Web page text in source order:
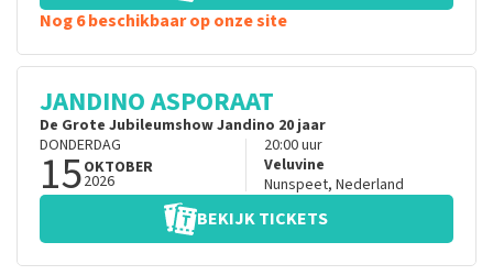
Nog 6 beschikbaar op onze site
JANDINO ASPORAAT
De Grote Jubileumshow Jandino 20 jaar
DONDERDAG
15OKTOBER
2026
20:00uur
Veluvine
Nunspeet, Nederland
BEKIJK TICKETS